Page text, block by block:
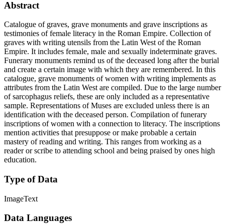
Abstract
Catalogue of graves, grave monuments and grave inscriptions as
testimonies of female literacy in the Roman Empire. Collection of
graves with writing utensils from the Latin West of the Roman
Empire. It includes female, male and sexually indeterminate graves.
Funerary monuments remind us of the deceased long after the burial
and create a certain image with which they are remembered. In this
catalogue, grave monuments of women with writing implements as
attributes from the Latin West are compiled. Due to the large number
of sarcophagus reliefs, these are only included as a representative
sample. Representations of Muses are excluded unless there is an
identification with the deceased person. Compilation of funerary
inscriptions of women with a connection to literacy. The inscriptions
mention activities that presuppose or make probable a certain
mastery of reading and writing. This ranges from working as a
reader or scribe to attending school and being praised by ones high
education.
Type of Data
ImageText
Data Languages